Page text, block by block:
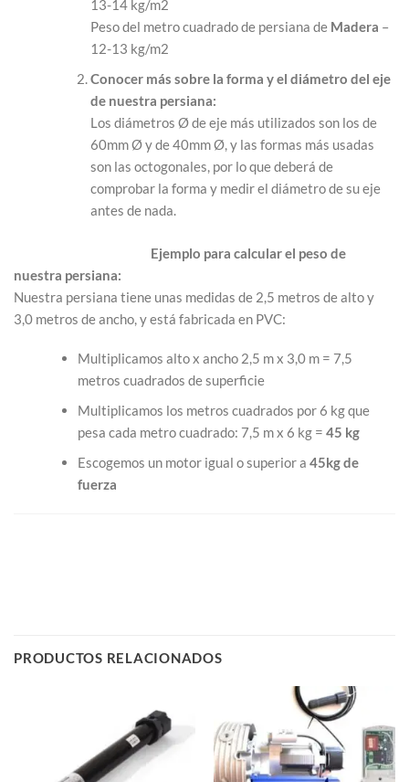
13-14 kg/m2
Peso del metro cuadrado de persiana de Madera –
12-13 kg/m2
Conocer más sobre la forma y el diámetro del eje
de nuestra persiana:
Los diámetros Ø de eje más utilizados son los de
60mm Ø y de 40mm Ø, y las formas más usadas
son las octogonales, por lo que deberá de
comprobar la forma y medir el diámetro de su eje
antes de nada.
Ejemplo para calcular el peso de
nuestra persiana:
Nuestra persiana tiene unas medidas de 2,5 metros de alto y
3,0 metros de ancho, y está fabricada en PVC:
Multiplicamos alto x ancho 2,5 m x 3,0 m = 7,5
metros cuadrados de superficie
Multiplicamos los metros cuadrados por 6 kg que
pesa cada metro cuadrado: 7,5 m x 6 kg = 45 kg
Escogemos un motor igual o superior a 45kg de
fuerza
PRODUCTOS RELACIONADOS